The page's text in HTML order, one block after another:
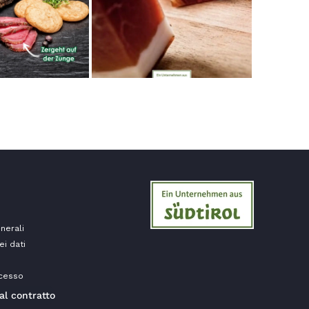
dati
contratto
Steffi
Cliente verificato
Prodotti di ottima qualità e consegna rapida.
I prodotti hanno anche una lunga durata.
7.8.2026
del Tirolo e sono felice che offra una qualità